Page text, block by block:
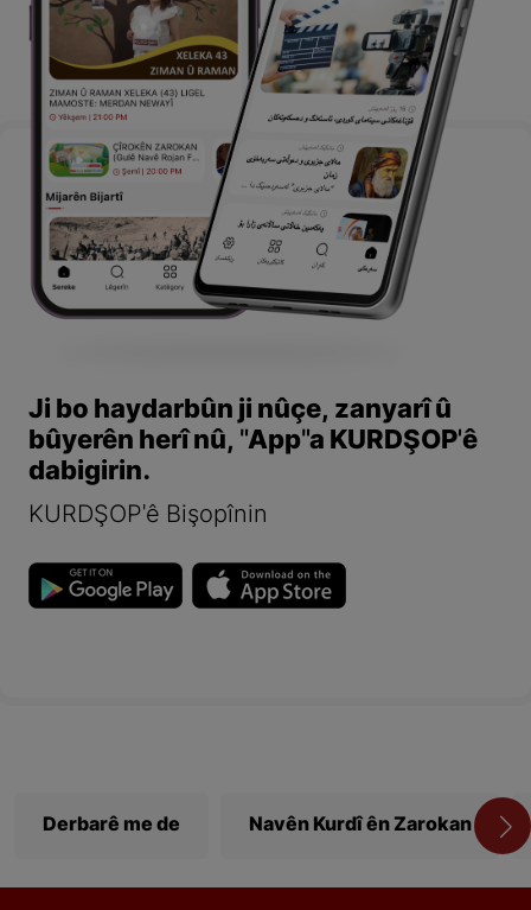
Ji bo haydarbûn ji nûçe, zanyarî û
bûyerên herî nû, "App"a KURDŞOP'ê
dabigirin.
KURDŞOP'ê Bişopînin
Derbarê me de Navên Kurdî ên Zarokan